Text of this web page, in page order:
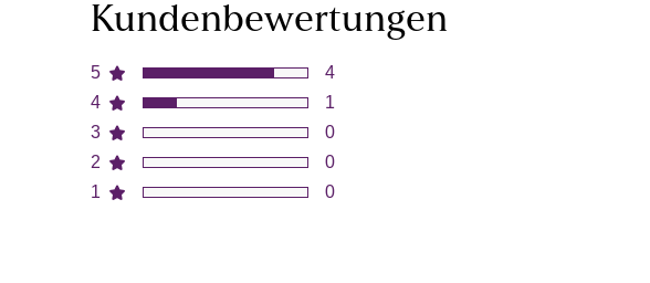
Kundenbewertungen
5
4
3
2
1
4
1
0
0
0